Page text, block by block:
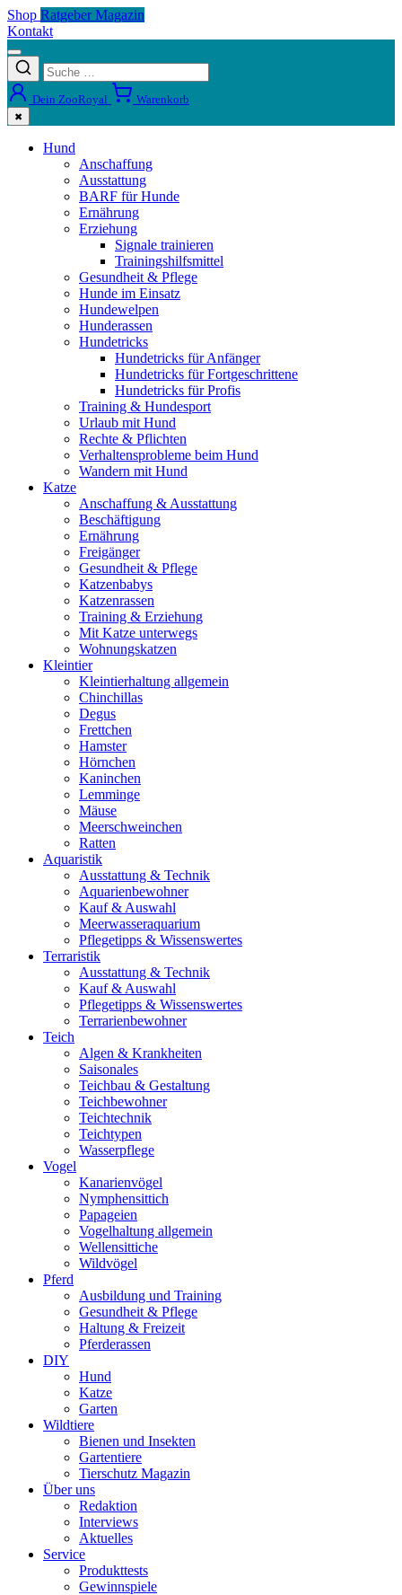
Shop Ratgeber Magazin
Kontakt
Dein ZooRoyal Warenkorb
✖
Hund
Anschaffung
Ausstattung
BARF für Hunde
Ernährung
Erziehung
Signale trainieren
Trainingshilfsmittel
Gesundheit & Pflege
Hunde im Einsatz
Hundewelpen
Hunderassen
Hundetricks
Hundetricks für Anfänger
Hundetricks für Fortgeschrittene
Hundetricks für Profis
Training & Hundesport
Urlaub mit Hund
Rechte & Pflichten
Verhaltensprobleme beim Hund
Wandern mit Hund
Katze
Anschaffung & Ausstattung
Beschäftigung
Ernährung
Freigänger
Gesundheit & Pflege
Katzenbabys
Katzenrassen
Training & Erziehung
Mit Katze unterwegs
Wohnungskatzen
Kleintier
Kleintierhaltung allgemein
Chinchillas
Degus
Frettchen
Hamster
Hörnchen
Kaninchen
Lemminge
Mäuse
Meerschweinchen
Ratten
Aquaristik
Ausstattung & Technik
Aquarienbewohner
Kauf & Auswahl
Meerwasseraquarium
Pflegetipps & Wissenswertes
Terraristik
Ausstattung & Technik
Kauf & Auswahl
Pflegetipps & Wissenswertes
Terrarienbewohner
Teich
Algen & Krankheiten
Saisonales
Teichbau & Gestaltung
Teichbewohner
Teichtechnik
Teichtypen
Wasserpflege
Vogel
Kanarienvögel
Nymphensittich
Papageien
Vogelhaltung allgemein
Wellensittiche
Wildvögel
Pferd
Ausbildung und Training
Gesundheit & Pflege
Haltung & Freizeit
Pferderassen
DIY
Hund
Katze
Garten
Wildtiere
Bienen und Insekten
Gartentiere
Tierschutz Magazin
Über uns
Redaktion
Interviews
Aktuelles
Service
Produkttests
Gewinnspiele